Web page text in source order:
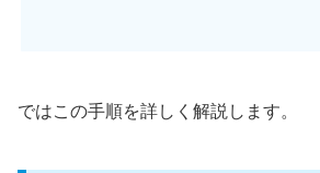
ではこの手順を詳しく解説します。